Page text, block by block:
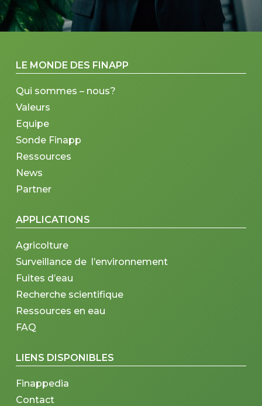
LE MONDE DES FINAPP
Qui sommes – nous?
Valeurs
Equipe
Sonde Finapp
Ressources
News
Partner
APPLICATIONS
Agricolture
Surveillance de l’environnement
Fuites d’eau
Recherche scientifique
Ressources en eau
FAQ
LIENS DISPONIBLES
Finappedia
Contact